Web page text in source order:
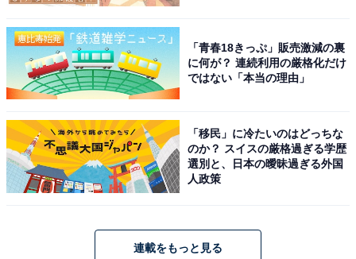
回答者からは「地元のテレビにも良く出てますし、イン
スタでは熊本のことを載せてたりしますし、熊本に住ん
で活動してるから（30代女性／熊本県）」「熊本の郷土
料理を番組で披露されていたことがあるので、郷土料理
をつくれるほど熊本が好きな方なのかなと思います（20
代女性／大阪府）」「くまモンとのツーショットをよく
お見掛けした気がして、地元を大切にされているイメー
ジがあります（30代女性／兵庫県）」などの声が上がり
「青春18きっぷ」販売激減の裏
に何が？ 連続利用の厳格化だけ
ではない「本当の理由」
「移民」に冷たいのはどっちな
のか？ スイスの厳格過ぎる学歴
選別と、日本の曖昧過ぎる外国
人政策
連載をもっと見る